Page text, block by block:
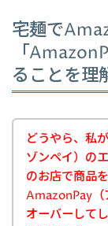
宅麺で
「
ることを理
どうやら、私
ゾンペイ）の
のお店で商品
AmazonPay（
オーバーして